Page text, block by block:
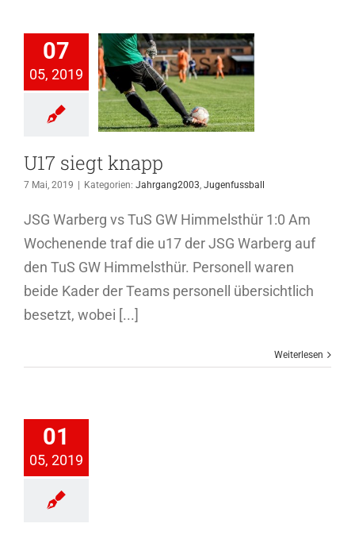
07
05, 2019
knapp
U17 siegt knapp
7 Mai, 2019 Kategorien: Jahrgang2003, Jugenfussball
JSG Warberg vs TuS GW Himmelsthür 1:0 Am
Wochenende traf die u17 der JSG Warberg auf
den TuS GW Himmelsthür. Personell waren
beide Kader der Teams personell übersichtlich
besetzt, wobei [...]
Weiterlesen
01
05, 2019
siegt 5:3